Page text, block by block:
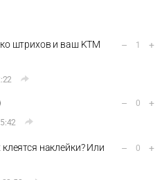
штрихов и ваш KTM
– 1 +
– 0 +
наклейки? Или
– 0 +